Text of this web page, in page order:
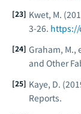
Kwet, M.
3-26. https://
Graham, M.,
and Other
Kaye, D.
Reports.